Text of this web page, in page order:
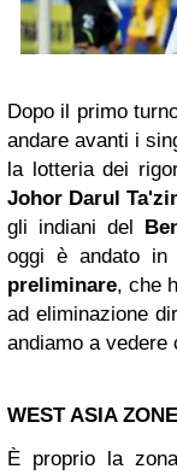
Dopo il primo
andare avanti i
la lotteria dei
Johor Darul
gli indiani del
oggi è andato
preliminare, che
ad eliminazione
andiamo a
WEST ASIA ZONE
È proprio la